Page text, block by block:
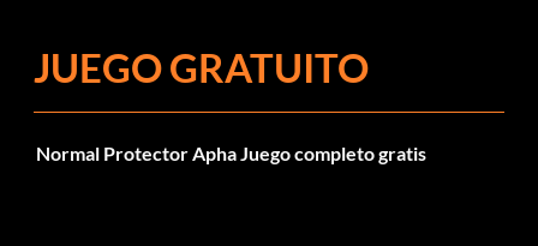
JUEGO GRATUITO
Normal Protector Apha Juego completo gratis